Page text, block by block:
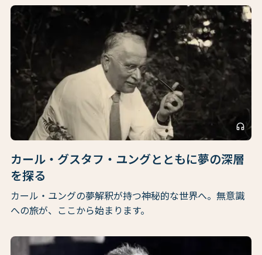
headphones
カール・グスタフ・ユングとともに夢の深層
を探る
カール・ユングの夢解釈が持つ神秘的な世界へ。無意識
への旅が、ここから始まります。